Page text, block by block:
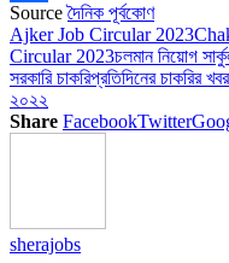
Link
Share
Source দৈনিক পূর্বকোণ
Ajker Job Circular 2023
Circular 2023চলমান নিয়োগ
সরকারি চাকরিপ্রতিদিনের চাকরির খবর
২০২২
Share FacebookTwitter
sherajobs